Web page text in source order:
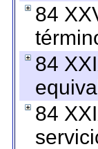
84
84
84